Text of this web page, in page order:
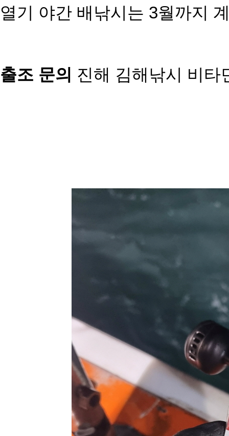
열기 야간 배낚시는 3월까지
출조 문의 진해 김해낚시 비타